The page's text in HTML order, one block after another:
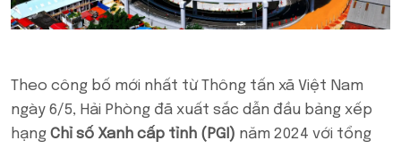
Theo công bố mới nhất từ Thông tấn xã Việt Nam
ngày 6/5, Hải Phòng đã xuất sắc dẫn đầu bảng xếp
hạng Chỉ số Xanh cấp tỉnh (PGI) năm 2024 với tổng